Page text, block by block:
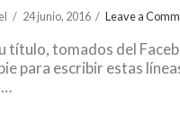
24 junio, 2016 Leave a
título, tomados del
para escribir estas
…